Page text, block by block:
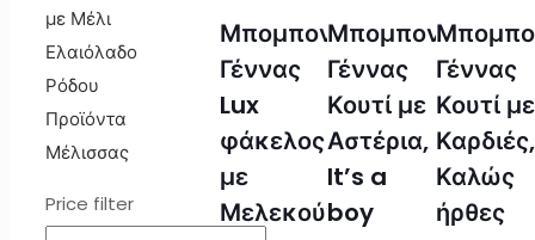
σε
λευκό
κουτί
με
Μελεκούνι
ποσότητα
40γρ
με
mini
μελοκούταλο
και
πανάκι
ποσότητα
40γρ
με
κουτάλι
και
πανάκι
ποσότητα
Μπομπονιέρα
Γέννας
Lux
φάκελος
με
Μελεκούνι
Μπομπονιέρα
Γέννας
Κουτί με
Αστέρια,
It’s a
boy
Γέννας
Κουτί με
Καρδιές,
Καλώς
ήρθες
με Μέλι
Ελαιόλαδο
Ρόδου
Προϊόντα
Μέλισσας
Price filter